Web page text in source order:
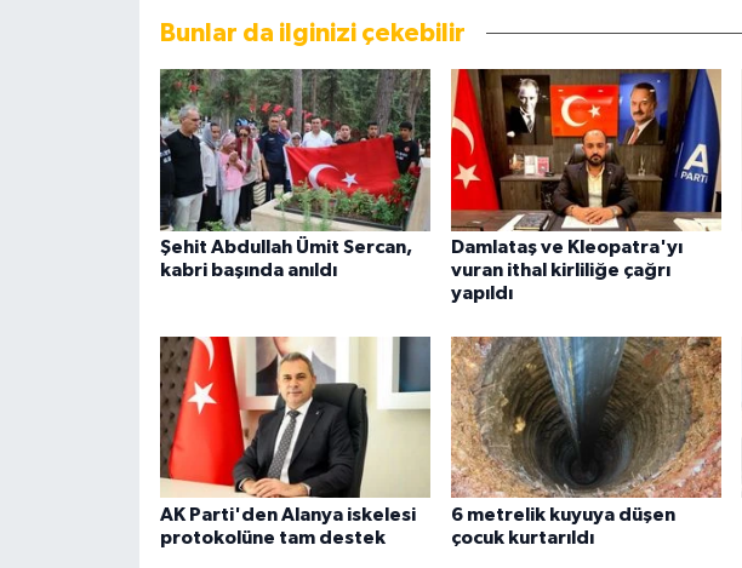
Bunlar da ilginizi çekebilir
Şehit Abdullah Ümit Sercan,
kabri başında anıldı
Damlataş ve Kleopatra'yı
vuran ithal kirliliğe çağrı
yapıldı
AK Parti'den Alanya iskelesi
protokolüne tam destek
6 metrelik kuyuya düşen
çocuk kurtarıldı